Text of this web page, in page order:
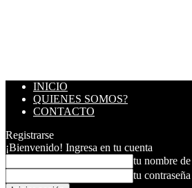
INICIO
QUIENES SOMOS?
CONTACTO
Registrarse
¡Bienvenido! Ingresa en tu cuenta
tu nombre
tu contraseña